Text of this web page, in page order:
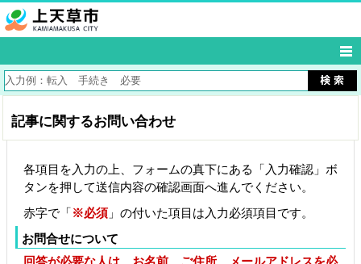
記事に関するお問い合わせ
各項目を入力の上、フォームの真下にある「入力確認」ボ
タンを押して送信内容の確認画面へ進んでください。
赤字で「※必須 」の付いた項目は入力必須項目です。
お問合せについて
回答が必要な人は、お名前、ご住所、メールアドレスを必